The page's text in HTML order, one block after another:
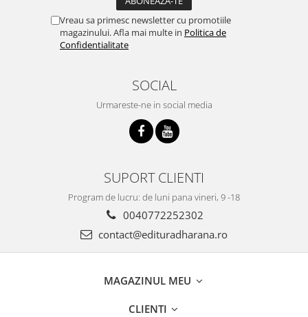
Vreau sa primesc newsletter cu promotiile
magazinului. Afla mai multe in Politica de
Confidentialitate
SOCIAL
Urmareste-ne in social media
SUPORT CLIENTI
Program de lucru: de luni pana vineri, 9 -18
0040772252302
contact@edituradharana.ro
MAGAZINUL MEU
CLIENTI